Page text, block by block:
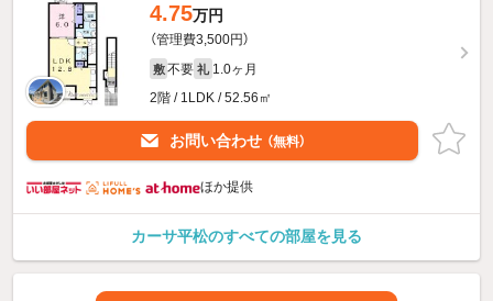
4.75万円
（管理費3,500円）
敷 不要 礼 1.0ヶ月
2階 / 1LDK / 52.56㎡
お問い合わせ （無料）
ほか提供
カーサ平松のすべての部屋を見る